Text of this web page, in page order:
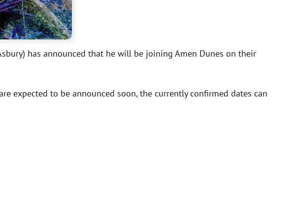
has announced that he will be joining Amen Dunes on their
expected to be announced soon, the currently confirmed dates can